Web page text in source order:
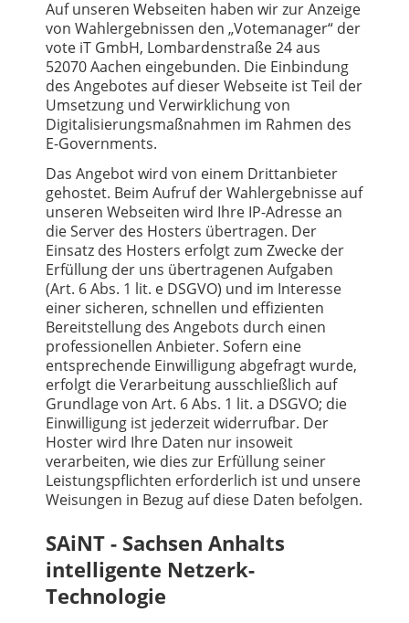
Auf unseren Webseiten haben wir zur Anzeige
von Wahlergebnissen den „Votemanager“ der
vote iT GmbH, Lombardenstraße 24 aus
52070 Aachen eingebunden. Die Einbindung
des Angebotes auf dieser Webseite ist Teil der
Umsetzung und Verwirklichung von
Digitalisierungsmaßnahmen im Rahmen des
E-Governments.
Das Angebot wird von einem Drittanbieter
gehostet. Beim Aufruf der Wahlergebnisse auf
unseren Webseiten wird Ihre IP-Adresse an
die Server des Hosters übertragen. Der
Einsatz des Hosters erfolgt zum Zwecke der
Erfüllung der uns übertragenen Aufgaben
(Art. 6 Abs. 1 lit. e DSGVO) und im Interesse
einer sicheren, schnellen und effizienten
Bereitstellung des Angebots durch einen
professionellen Anbieter. Sofern eine
entsprechende Einwilligung abgefragt wurde,
erfolgt die Verarbeitung ausschließlich auf
Grundlage von Art. 6 Abs. 1 lit. a DSGVO; die
Einwilligung ist jederzeit widerrufbar. Der
Hoster wird Ihre Daten nur insoweit
verarbeiten, wie dies zur Erfüllung seiner
Leistungspflichten erforderlich ist und unsere
Weisungen in Bezug auf diese Daten befolgen.
SAiNT - Sachsen Anhalts
intelligente Netzerk-
Technologie